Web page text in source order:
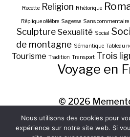
Recette Religion Rhétorique
Réplique célèbre Sagesse Sans commentaire
Sculpture Sexualité Social
de montagne Sémantique Tableau
Tourisme Tradition Transport Trois
Voyage en
© 2026
Nous utilisons des cookies pour
expérience sur notre site web. Si